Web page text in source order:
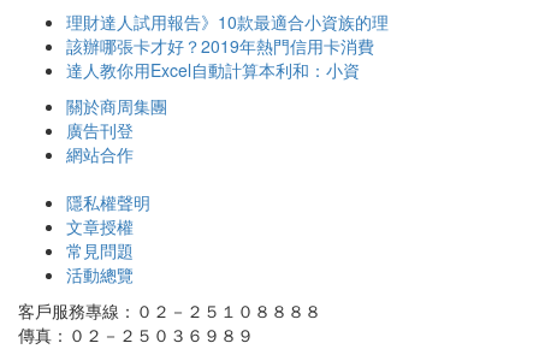
理財達人試用報告》10款最適合小資族的理
該辦哪張卡才好？2019年熱門信用卡消費
達人教你用Excel自動計算本利和：小資
關於商周集團
廣告刊登
網站合作
隱私權聲明
文章授權
常見問題
活動總覽
客戶服務專線：０２－２５１０８８８８
傳真：０２－２５０３６９８９